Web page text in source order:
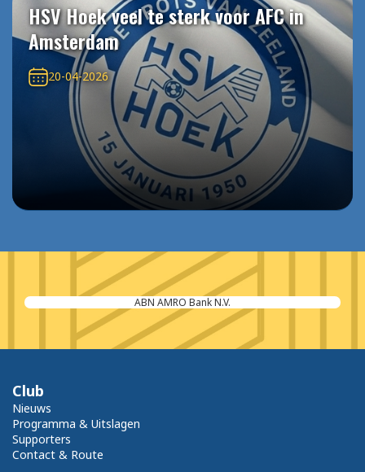
HSV Hoek veel te sterk voor AFC in
Amsterdam
20-04-2026
ABN AMRO Bank N.V.
Club
Nieuws
Programma & Uitslagen
Supporters
Contact & Route